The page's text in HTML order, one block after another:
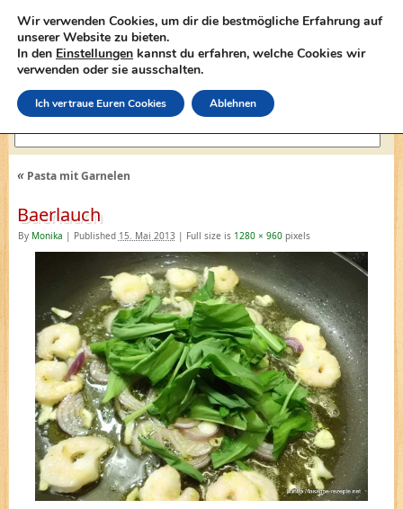
lasagne-rezepte.net
«Pasta mit Garnelen
Baerlauch
By Monika | Published 15. Mai 2013 | Full size is 1280 × 960pixels
Wir verwenden Cookies, um dir die bestmögliche Erfahrung auf
unserer Website zu bieten.
In den Einstellungen kannst du erfahren, welche Cookies wir
verwenden oder sie ausschalten.
Ich vertraue Euren Cookies Ablehnen